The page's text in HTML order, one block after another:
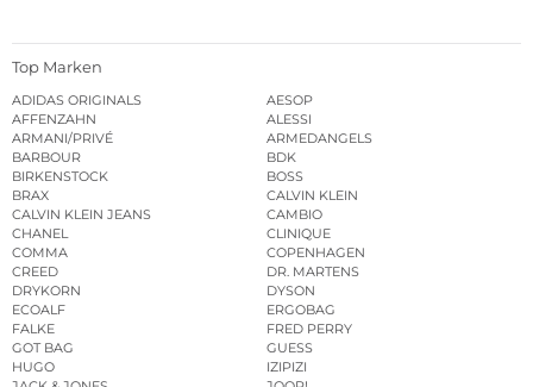
Top Marken
ADIDAS ORIGINALS
AESOP
AFFENZAHN
ALESSI
ARMANI/PRIVÉ
ARMEDANGELS
BARBOUR
BDK
BIRKENSTOCK
BOSS
BRAX
CALVIN KLEIN
CALVIN KLEIN JEANS
CAMBIO
CHANEL
CLINIQUE
COMMA
COPENHAGEN
CREED
DR. MARTENS
DRYKORN
DYSON
ECOALF
ERGOBAG
FALKE
FRED PERRY
GOT BAG
GUESS
HUGO
IZIPIZI